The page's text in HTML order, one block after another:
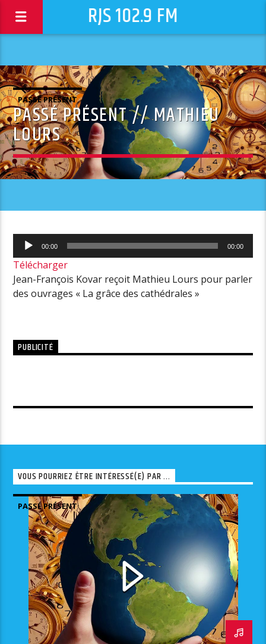
RJS 102.9 FM
PASSÉ PRÉSENT
PASSÉ PRÉSENT // MATHIEU
LOURS
Lecteur
audio
00:00 00:00
Télécharger
Jean-François Kovar reçoit Mathieu Lours pour parler
des ouvrages « La grâce des cathédrales »
PUBLICITÉ
VOUS POURRIEZ ÊTRE INTÉRESSÉ(E) PAR ...
PASSÉ PRÉSENT